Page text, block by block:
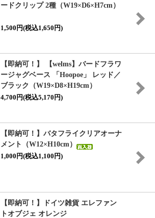
ードクリップ 2種（W19×D6×H7cm）
1,500円(税込1,650円)
【即納可！】 【welms】バードフラワ
ージャグベース 「Hoopoe」 レッド／
ブラック（W19×D8×H19cm）
4,700円(税込5,170円)
【即納可！】バタフライクリアオーナ
メント（W12×H10cm）
1,000円(税込1,100円)
【即納可！】ドイツ雑貨 エレファン
トオブジェ オレンジ